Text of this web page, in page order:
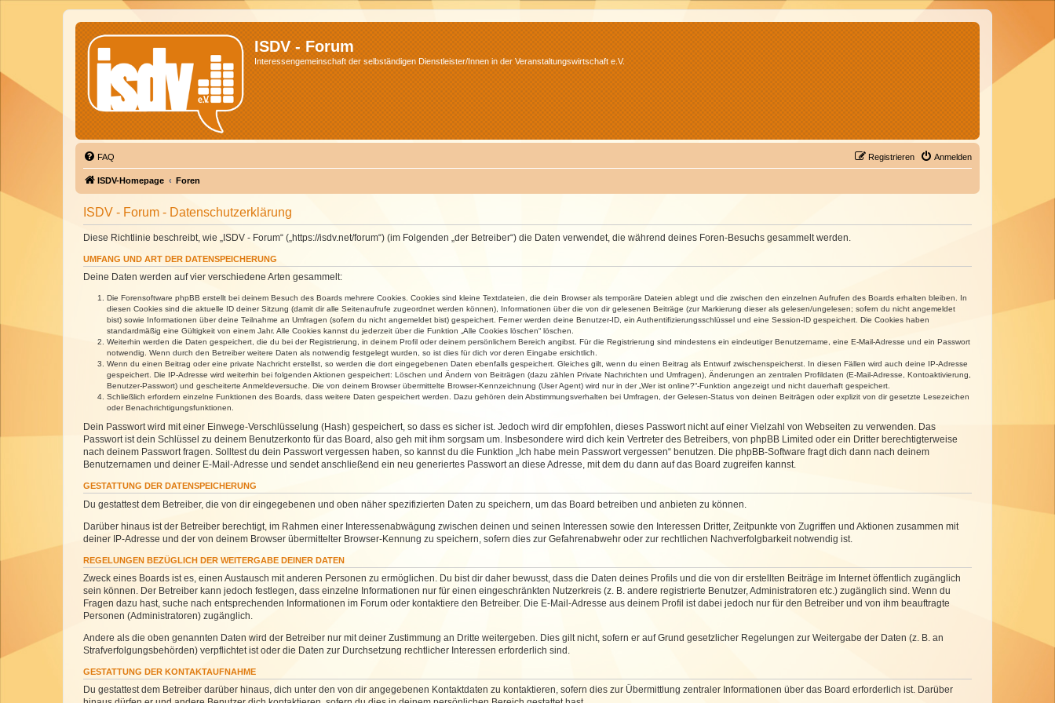
ISDV - Forum
Interessengemeinschaft der selbständigen Dienstleister/Innen in der Veranstaltungswirtschaft e.V.
FAQ Anmelden
Registrieren
ISDV-Homepage Foren
ISDV - Forum - Datenschutzerklärung
Diese Richtlinie beschreibt, wie „ISDV - Forum“ („https://isdv.net/forum“) (im Folgenden „der Betreiber“) die Daten verwendet, die während deines Foren-Besuchs gesammelt werden.
UMFANG UND ART DER DATENSPEICHERUNG
Deine Daten werden auf vier verschiedene Arten gesammelt:
Die Forensoftware phpBB erstellt bei deinem Besuch des Boards mehrere Cookies. Cookies sind kleine Textdateien, die dein Browser als temporäre Dateien ablegt und die zwischen den einzelnen Aufrufen des Boards erhalten bleiben. In
diesen Cookies sind die aktuelle ID deiner Sitzung (damit dir alle Seitenaufrufe zugeordnet werden können), Informationen über die von dir gelesenen Beiträge (zur Markierung dieser als gelesen/ungelesen; sofern du nicht angemeldet
bist) sowie Informationen über deine Teilnahme an Umfragen (sofern du nicht angemeldet bist) gespeichert. Ferner werden deine Benutzer-ID, ein Authentifizierungsschlüssel und eine Session-ID gespeichert. Die Cookies haben
standardmäßig eine Gültigkeit von einem Jahr. Alle Cookies kannst du jederzeit über die Funktion „Alle Cookies löschen“ löschen.
Weiterhin werden die Daten gespeichert, die du bei der Registrierung, in deinem Profil oder deinem persönlichem Bereich angibst. Für die Registrierung sind mindestens ein eindeutiger Benutzername, eine E-Mail-Adresse und ein Passwort
notwendig. Wenn durch den Betreiber weitere Daten als notwendig festgelegt wurden, so ist dies für dich vor deren Eingabe ersichtlich.
Wenn du einen Beitrag oder eine private Nachricht erstellst, so werden die dort eingegebenen Daten ebenfalls gespeichert. Gleiches gilt, wenn du einen Beitrag als Entwurf zwischenspeicherst. In diesen Fällen wird auch deine IP-Adresse
gespeichert. Die IP-Adresse wird weiterhin bei folgenden Aktionen gespeichert: Löschen und Ändern von Beiträgen (dazu zählen Private Nachrichten und Umfragen), Änderungen an zentralen Profildaten (E-Mail-Adresse, Kontoaktivierung,
Benutzer-Passwort) und gescheiterte Anmeldeversuche. Die von deinem Browser übermittelte Browser-Kennzeichnung (User Agent) wird nur in der „Wer ist online?“-Funktion angezeigt und nicht dauerhaft gespeichert.
Schließlich erfordern einzelne Funktionen des Boards, dass weitere Daten gespeichert werden. Dazu gehören dein Abstimmungsverhalten bei Umfragen, der Gelesen-Status von deinen Beiträgen oder explizit von dir gesetzte Lesezeichen
oder Benachrichtigungsfunktionen.
Dein Passwort wird mit einer Einwege-Verschlüsselung (Hash) gespeichert, so dass es sicher ist. Jedoch wird dir empfohlen, dieses Passwort nicht auf einer Vielzahl von Webseiten zu verwenden. Das
Passwort ist dein Schlüssel zu deinem Benutzerkonto für das Board, also geh mit ihm sorgsam um. Insbesondere wird dich kein Vertreter des Betreibers, von phpBB Limited oder ein Dritter berechtigterweise
nach deinem Passwort fragen. Solltest du dein Passwort vergessen haben, so kannst du die Funktion „Ich habe mein Passwort vergessen“ benutzen. Die phpBB-Software fragt dich dann nach deinem
Benutzernamen und deiner E-Mail-Adresse und sendet anschließend ein neu generiertes Passwort an diese Adresse, mit dem du dann auf das Board zugreifen kannst.
GESTATTUNG DER DATENSPEICHERUNG
Du gestattest dem Betreiber, die von dir eingegebenen und oben näher spezifizierten Daten zu speichern, um das Board betreiben und anbieten zu können.
Darüber hinaus ist der Betreiber berechtigt, im Rahmen einer Interessenabwägung zwischen deinen und seinen Interessen sowie den Interessen Dritter, Zeitpunkte von Zugriffen und Aktionen zusammen mit
deiner IP-Adresse und der von deinem Browser übermittelter Browser-Kennung zu speichern, sofern dies zur Gefahrenabwehr oder zur rechtlichen Nachverfolgbarkeit notwendig ist.
REGELUNGEN BEZÜGLICH DER WEITERGABE DEINER DATEN
Zweck eines Boards ist es, einen Austausch mit anderen Personen zu ermöglichen. Du bist dir daher bewusst, dass die Daten deines Profils und die von dir erstellten Beiträge im Internet öffentlich zugänglich
sein können. Der Betreiber kann jedoch festlegen, dass einzelne Informationen nur für einen eingeschränkten Nutzerkreis (z. B. andere registrierte Benutzer, Administratoren etc.) zugänglich sind. Wenn du
Fragen dazu hast, suche nach entsprechenden Informationen im Forum oder kontaktiere den Betreiber. Die E-Mail-Adresse aus deinem Profil ist dabei jedoch nur für den Betreiber und von ihm beauftragte
Personen (Administratoren) zugänglich.
Andere als die oben genannten Daten wird der Betreiber nur mit deiner Zustimmung an Dritte weitergeben. Dies gilt nicht, sofern er auf Grund gesetzlicher Regelungen zur Weitergabe der Daten (z. B. an
Strafverfolgungsbehörden) verpflichtet ist oder die Daten zur Durchsetzung rechtlicher Interessen erforderlich sind.
GESTATTUNG DER KONTAKTAUFNAHME
Du gestattest dem Betreiber darüber hinaus, dich unter den von dir angegebenen Kontaktdaten zu kontaktieren, sofern dies zur Übermittlung zentraler Informationen über das Board erforderlich ist. Darüber